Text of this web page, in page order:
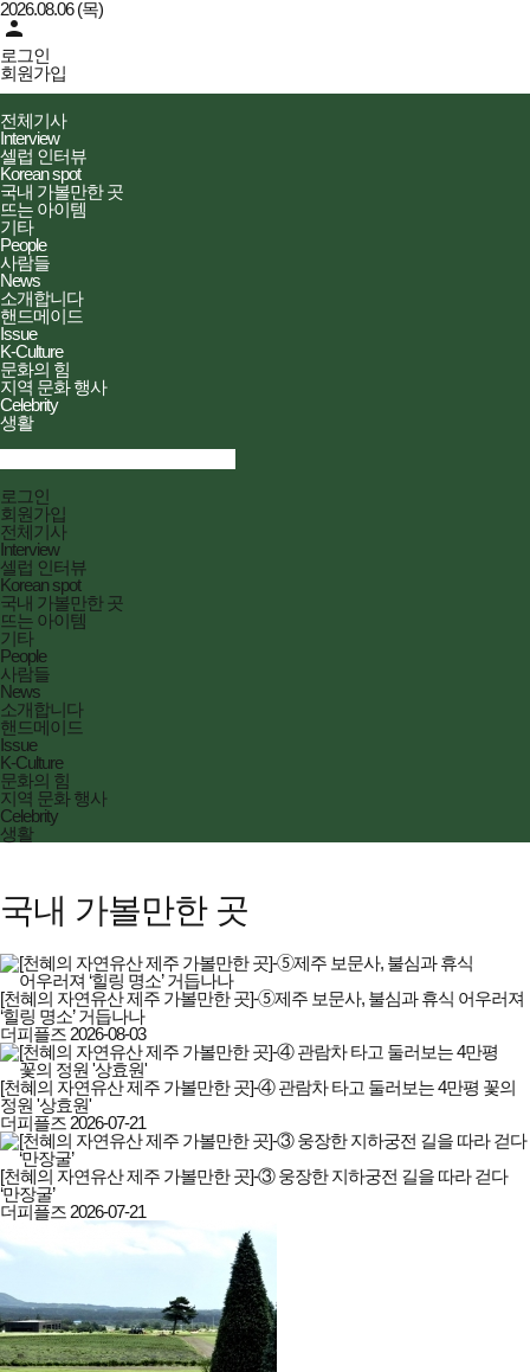
2026.08.06 (목)
person
로그인
회원가입
전체메뉴
열기/
닫기
전체기사
Interview
셀럽 인터뷰
Korean spot
국내 가볼만한 곳
뜨는 아이템
기타
People
사람들
News
소개합니다
핸드메이드
Issue
K-Culture
문화의 힘
지역 문화 행사
Celebrity
생활
검색창
열기/
닫기
전체메뉴
닫기
로그인
회원가입
전체기사
Interview
셀럽 인터뷰
Korean spot
국내 가볼만한 곳
뜨는 아이템
기타
People
사람들
News
소개합니다
핸드메이드
Issue
K-Culture
문화의 힘
지역 문화 행사
Celebrity
생활
국내 가볼만한 곳
[천혜의 자연유산 제주 가볼만한 곳]-➄제주 보문사, 불심과 휴식 어우러져
‘힐링 명소’ 거듭나나
더피플즈 2026-08-03
[천혜의 자연유산 제주 가볼만한 곳]-④ 관람차 타고 둘러보는 4만평 꽃의
정원 '상효원'
더피플즈 2026-07-21
[천혜의 자연유산 제주 가볼만한 곳]-③ 웅장한 지하궁전 길을 따라 걷다
‘만장굴’
더피플즈 2026-07-21